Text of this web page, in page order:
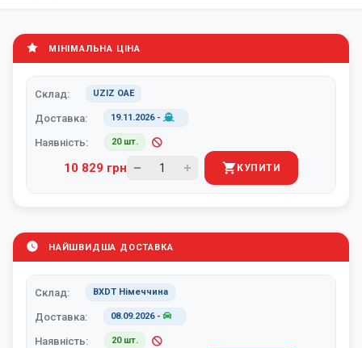
МІНІМАЛЬНА ЦІНА
Склад: UZIZ ОАЕ
Доставка: 19.11.2026-
Наявність: 20 шт.
10 829 грн КУПИТИ
НАЙШВИДША ДОСТАВКА
Склад: BXDT Німеччина
Доставка: 08.09.2026-
Наявність: 20 шт.